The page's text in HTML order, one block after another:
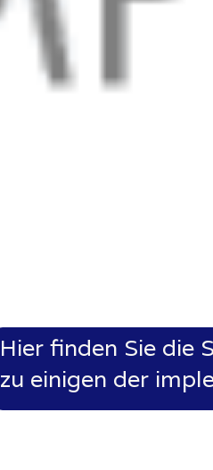
Hier finden Sie die
zu einigen der